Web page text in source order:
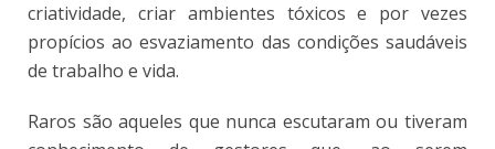
criatividade, criar ambientes tóxicos e por vezes
propícios ao esvaziamento das condições saudáveis
de trabalho e vida.
Raros são aqueles que nunca escutaram ou tiveram